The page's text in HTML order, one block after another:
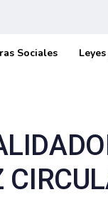
Sociales